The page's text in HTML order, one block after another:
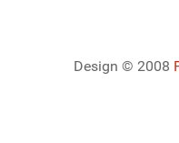
Design © 2008